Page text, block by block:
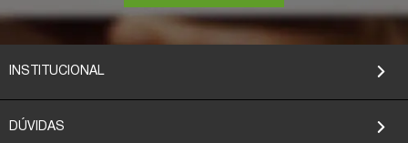
INSTITUCIONAL
DÚVIDAS